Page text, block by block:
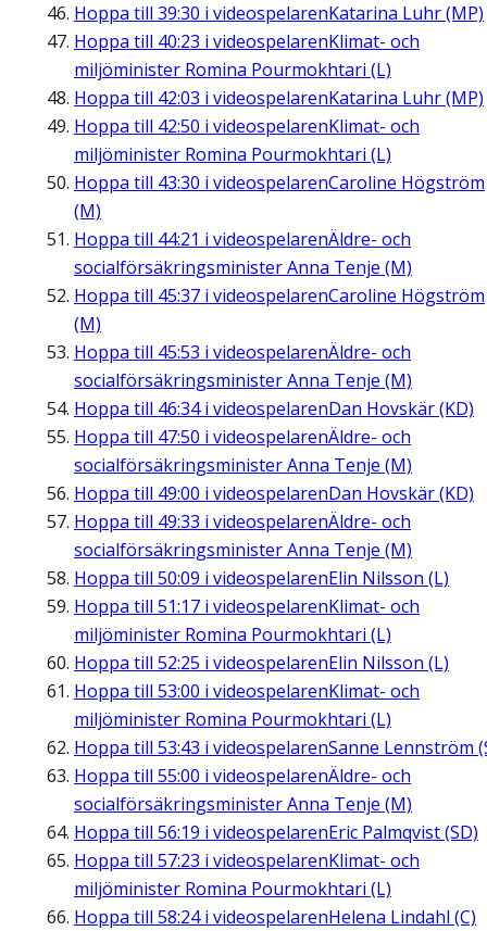
Hoppa till 39:30 i videospelarenKatarina Luhr (MP)
Hoppa till 40:23 i videospelarenKlimat- och
miljöminister Romina Pourmokhtari (L)
Hoppa till 42:03 i videospelarenKatarina Luhr (MP)
Hoppa till 42:50 i videospelarenKlimat- och
miljöminister Romina Pourmokhtari (L)
Hoppa till 43:30 i videospelarenCaroline Högström
(M)
Hoppa till 44:21 i videospelarenÄldre- och
socialförsäkringsminister Anna Tenje (M)
Hoppa till 45:37 i videospelarenCaroline Högström
(M)
Hoppa till 45:53 i videospelarenÄldre- och
socialförsäkringsminister Anna Tenje (M)
Hoppa till 46:34i videospelarenDan Hovskär (KD)
Hoppa till 47:50 i videospelarenÄldre- och
socialförsäkringsminister Anna Tenje (M)
Hoppa till 49:00 i videospelarenDan Hovskär (KD)
Hoppa till 49:33 i videospelarenÄldre- och
socialförsäkringsminister Anna Tenje (M)
Hoppa till 50:09 i videospelarenElin Nilsson (L)
Hoppa till 51:17 i videospelarenKlimat- och
miljöminister Romina Pourmokhtari (L)
Hoppa till 52:25 i videospelarenElin Nilsson (L)
Hoppa till 53:00 i videospelarenKlimat- och
miljöminister Romina Pourmokhtari (L)
Hoppa till 53:43 i videospelarenSanne Lennström
Hoppa till 55:00 i videospelarenÄldre- och
socialförsäkringsminister Anna Tenje (M)
Hoppa till 56:19 i videospelarenEric Palmqvist (SD)
Hoppa till 57:23 i videospelarenKlimat- och
miljöminister Romina Pourmokhtari (L)
Hoppa till 58:24i videospelarenHelena Lindahl (C)